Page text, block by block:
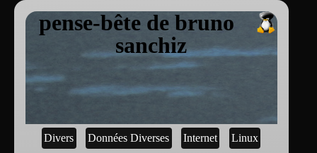
pense-bête de bruno
sanchiz
Divers Données Diverses Internet Linux